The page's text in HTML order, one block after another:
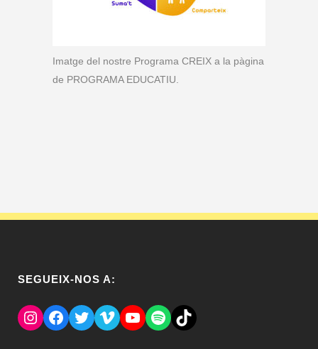
Imatge del nostre Programa CREIX a la pàgina
de PROGRAMA EDUCATIU.
SEGUEIX-NOS A:
Instagram
Facebook
TwitterVimeoYouTube
SpotifyEl Tik Tok del Regina.